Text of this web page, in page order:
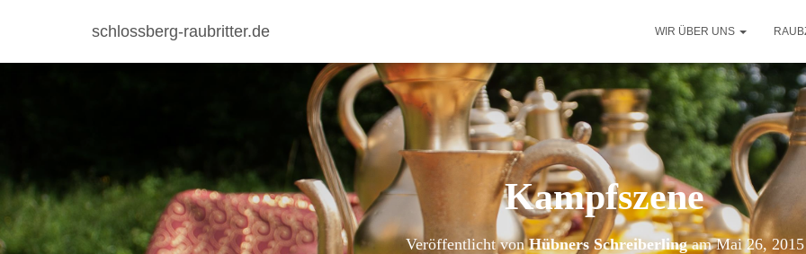
schlossberg-raubritter.de WIR ÜBER UNS
Kampfszene
Veröffentlicht vonHübners SchreiberlingamMai 26, 2015